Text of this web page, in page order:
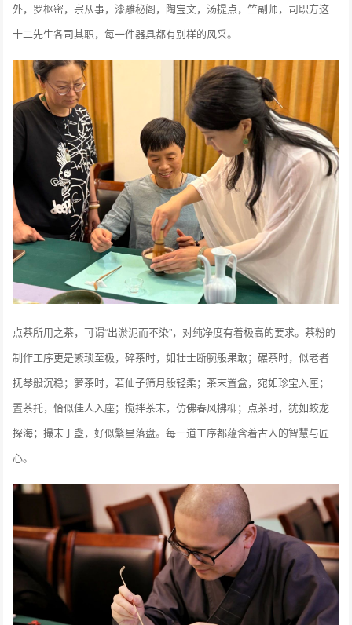
外，罗枢密，宗从事，漆雕秘阁，陶宝文，汤提点，竺副师，司职方这
十二先生各司其职，每一件器具都有别样的风采。
点茶所用之茶，可谓“出淤泥而不染”，对纯净度有着极高的要求。茶粉的
制作工序更是繁琐至极，碎茶时，如壮士断腕般果敢；碾茶时，似老者
抚琴般沉稳；箩茶时，若仙子筛月般轻柔；茶末置盒，宛如珍宝入匣；
置茶托，恰似佳人入座；搅拌茶末，仿佛春风拂柳；点茶时，犹如蛟龙
探海；撮末于盏，好似繁星落盘。每一道工序都蕴含着古人的智慧与匠
心。